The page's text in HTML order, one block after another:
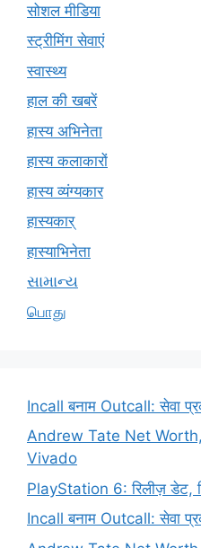
सोशल मीडिया
स्ट्रीमिंग सेवाएं
स्वास्थ्य
हाल की खबरें
हास्य अभिनेता
हास्य कलाकारों
हास्य व्यंग्यकार
हास्यकार्
हास्याभिनेता
સામાન્ય
பொது
Incall बनाम Outcall: सेवा
Andrew Tate Net
Vivado
PlayStation 6: रिलीज़ डेट,
Incall बनाम Outcall: सेवा